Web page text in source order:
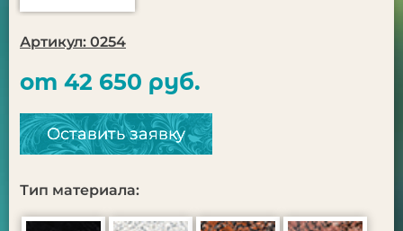
Артикул: 0254
от 42 650 руб.
Оставить заявку
Тип материала: